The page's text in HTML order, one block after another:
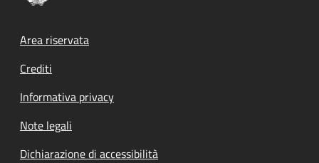
Footer menu
Area riservata
Crediti
Informativa privacy
Note legali
Dichiarazione di accessibilità